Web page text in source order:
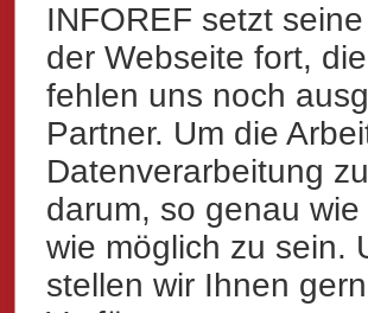
INFOREF setzt
der Webseite fort,
fehlen uns noch
Partner. Um die
Datenverarbeitung
darum, so genau
wie möglich zu sein.
stellen wir Ihnen